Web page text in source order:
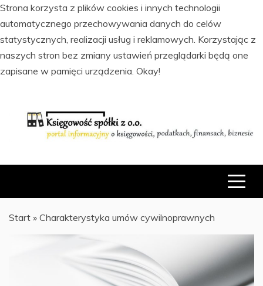
Strona korzysta z plików cookies i innych technologii
automatycznego przechowywania danych do celów
statystycznych, realizacji usług i reklamowych. Korzystając z
naszych stron bez zmiany ustawień przeglądarki będą one
zapisane w pamięci urządzenia. Okay!
FINANSACH I BIZNESIE
Start » Charakterystyka umów cywilnoprawnych